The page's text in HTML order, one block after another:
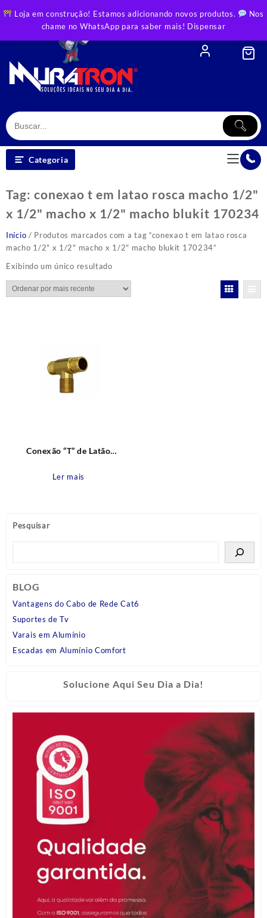
Loja em construção! Estamos adicionando novos produtos.
Nos
chame no WhatsApp para saber mais! Dispensar
to
Categoria
Pesquisar
BLOG
Vantagens do Cabo de Rede Cat6
Suportes de Tv
Varais em Alumínio
Escadas em Alumínio Comfort
Solucione Aqui Seu Dia a Dia!
Tag: conexao t em latao rosca macho 1/2"
x 1/2" macho x 1/2" macho blukit 170234
Início / Produtos marcados com a tag “conexao t em latao rosca
macho 1/2" x 1/2" macho x 1/2" macho blukit 170234”
Exibindo um único resultado
Conexão “T” de Latão
Macho 1/2″ x Macho 1/2″
Ler mais